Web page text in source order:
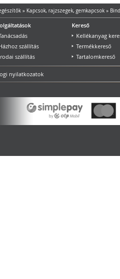
» Kapcsok, rajzszegek, gemkapcsok»
szállítás
szállítás
Kereső
Kellékanyag
Termékkereső
Tartalomkereső
nyilatkozatok